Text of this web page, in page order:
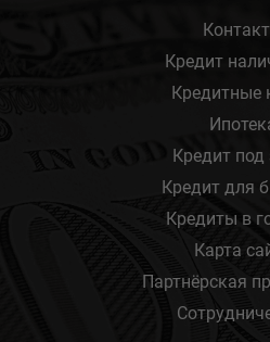
Кредит
Кредитные
Кредит под
Кредит для
Кредиты в
Карта
Партнёрская